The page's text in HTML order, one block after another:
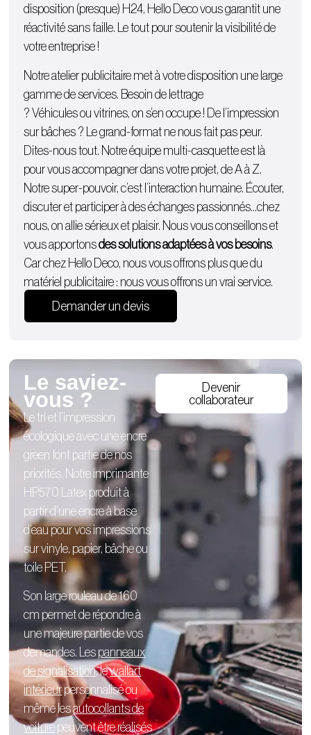
disposition (presque) H24, Hello Deco vous garantit une
réactivité sans faille. Le tout pour soutenir la visibilité de
votre entreprise !
Notre atelier publicitaire met à votre disposition une large
gamme de services. Besoin de lettrage
?Véhiculesouvitrines , on s’en occupe ! De l’impression
sur bâches ? Le grand-format ne nous fait pas peur.
Dites-nous tout. Notre équipe multi-casquette est là
pour vous accompagner dans votre projet, de A à Z.
Notre super-pouvoir, c’est l’interaction humaine. Écouter,
discuter et participer à des échanges passionnés…chez
nous, on allie sérieux et plaisir. Nous vous conseillons et
vous apportonsdes solutions adaptées à vos besoins.
Car chez Hello Deco, nous vous offrons plus que du
matériel publicitaire : nous vous offrons un vrai service.
Demander un devis
Le saviez-
vous ?
Le tri et l’impression
écologique avec une encre
green font partie de nos
priorités. Notre imprimante
HP570 Latex produit à
partir d’une encre à base
d’eau pour vos impressions
sur vinyle, papier, bâche ou
toile PET.
Son large rouleau de 160
cm permet de répondre à
une majeure partie de vos
demandes. Les panneaux
de signalisation, lewallart
intérieur personnaliséou
même lesautocollants de
voiture peuvent être réalisés
Devenir
collaborateur